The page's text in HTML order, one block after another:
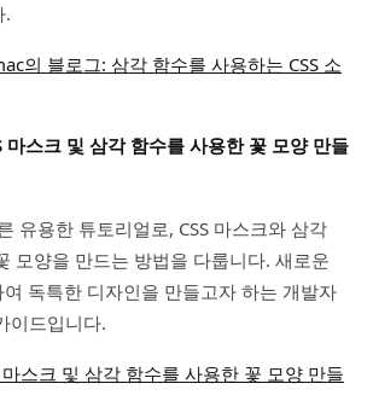
.
의 블로그: 삼각 함수를 사용하는 CSS 소
스크 및 삼각 함수를 사용한 꽃 모양 만들
유용한 튜토리얼로, CSS 마스크와 삼각
모양을 만드는 방법을 다룹니다. 새로운
여 독특한 디자인을 만들고자 하는 개발자
이드입니다.
마스크 및 삼각 함수를 사용한 꽃 모양 만들